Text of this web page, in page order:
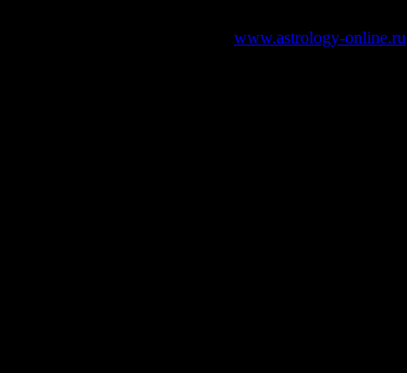
www.astrology-online.ru